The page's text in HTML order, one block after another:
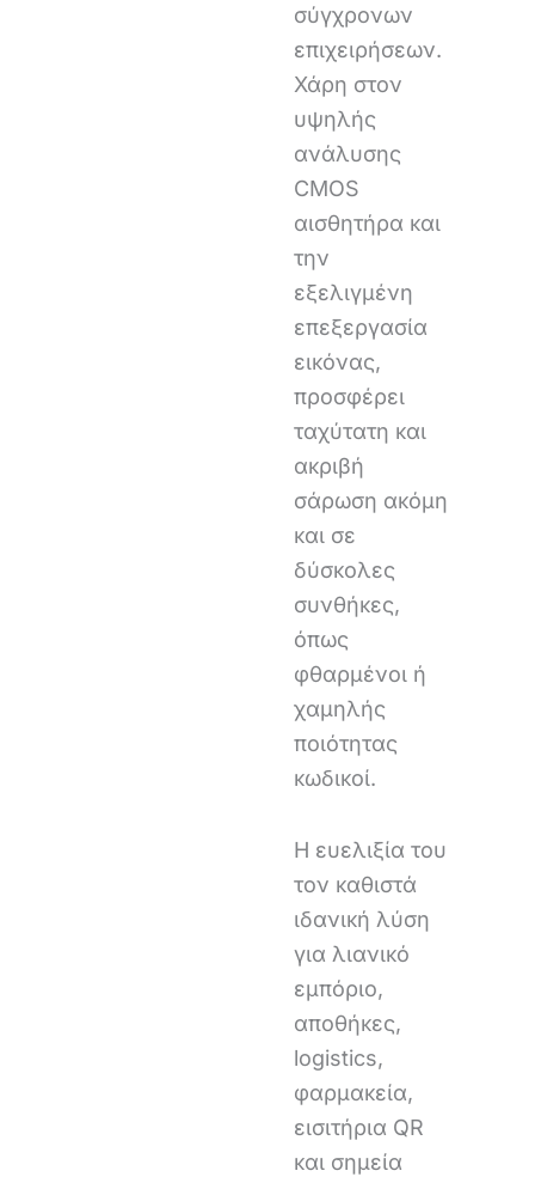
σύγχρονων
επιχειρήσεων.
Χάρη στον
υψηλής
ανάλυσης
CMOS
αισθητήρα και
την
εξελιγμένη
επεξεργασία
εικόνας,
προσφέρει
ταχύτατη και
ακριβή
σάρωση ακόμη
και σε
δύσκολες
συνθήκες,
όπως
φθαρμένοι ή
χαμηλής
ποιότητας
κωδικοί.
Η ευελιξία του
τον καθιστά
ιδανική λύση
για λιανικό
εμπόριο,
αποθήκες,
logistics,
φαρμακεία,
εισιτήρια QR
και σημεία